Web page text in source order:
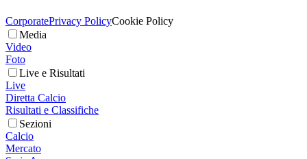
CorporatePrivacy PolicyCookie Policy
Media
Video
Foto
Live e Risultati
Live
Diretta Calcio
Risultati e Classifiche
Sezioni
Calcio
Mercato